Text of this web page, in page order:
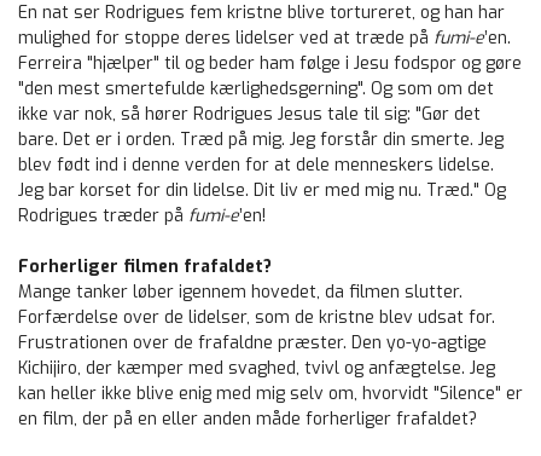
En nat ser Rodrigues fem kristne blive tortureret, og han har
mulighed for stoppe deres lidelser ved at træde på fumi-e’en.
Ferreira "hjælper" til og beder ham følge i Jesu fodspor og gøre
"den mest smertefulde kærlighedsgerning". Og som om det
ikke var nok, så hører Rodrigues Jesus tale til sig: "Gør det
bare. Det er i orden. Træd på mig. Jeg forstår din smerte. Jeg
blev født ind i denne verden for at dele menneskers lidelse.
Jeg bar korset for din lidelse. Dit liv er med mig nu. Træd." Og
Rodrigues træder på fumi-e’en!
Forherliger filmen frafaldet?
Mange tanker løber igennem hovedet, da filmen slutter.
Forfærdelse over de lidelser, som de kristne blev udsat for.
Frustrationen over de frafaldne præster. Den yo-yo-agtige
Kichijiro, der kæmper med svaghed, tvivl og anfægtelse. Jeg
kan heller ikke blive enig med mig selv om, hvorvidt "Silence" er
en film, der på en eller anden måde forherliger frafaldet?